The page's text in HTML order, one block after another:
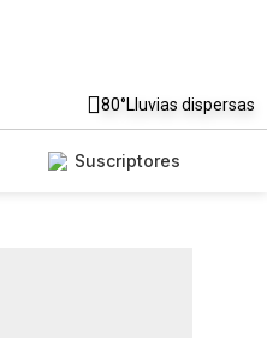
80°Lluvias dispersas
Suscriptores